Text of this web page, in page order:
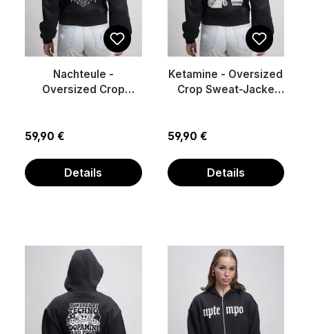
Nachteule -
Oversized Crop
Regulärer Preis:
59,90 €
Details
Ketamine - Oversized
Crop Sweat-Jacke
Regulärer Preis:
59,90 €
Details